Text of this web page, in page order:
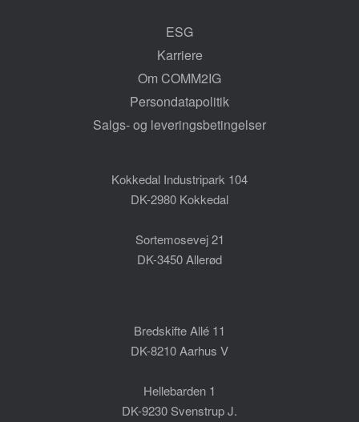
ESG
Karriere
Om COMM2IG
Persondatapolitik
Salgs- og leveringsbetingelser
Kokkedal Industripark 104
DK-2980 Kokkedal
Sortemosevej 21
DK-3450 Allerød
Bredskifte Allé 11
DK-8210 Aarhus V
Hellebarden 1
DK-9230 Svenstrup J.